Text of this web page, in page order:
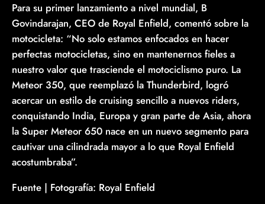
Para su primer lanzamiento a nivel mundial, B
Govindarajan, CEO de Royal Enfield, comentó sobre la
motocicleta: “No solo estamos enfocados en hacer
perfectas motocicletas, sino en mantenernos fieles a
nuestro valor que trasciende el motociclismo puro. La
Meteor 350, que reemplazó la Thunderbird, logró
acercar un estilo de cruising sencillo a nuevos riders,
conquistando India, Europa y gran parte de Asia, ahora
la Super Meteor 650 nace en un nuevo segmento para
cautivar una cilindrada mayor a lo que Royal Enfield
acostumbraba”.
Fuente | Fotografía: Royal Enfield